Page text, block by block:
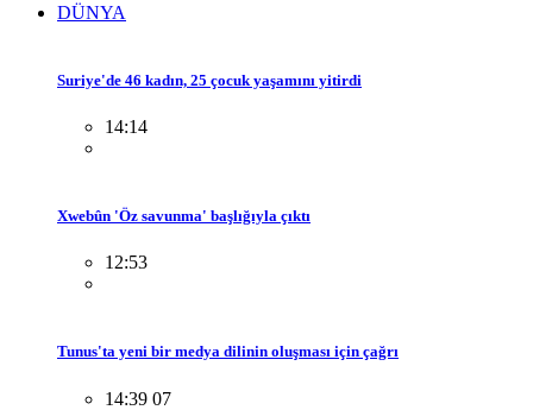
DÜNYA
Suriye'de 46 kadın, 25 çocuk yaşamını yitirdi
14:14
Xwebûn 'Öz savunma' başlığıyla çıktı
12:53
Tunus'ta yeni bir medya dilinin oluşması için çağrı
14:39 07